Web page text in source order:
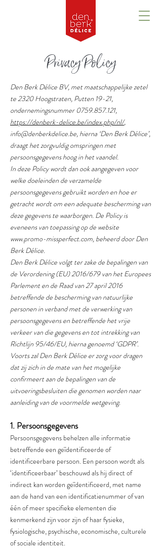
Privacy Policy
Den Berk Délice BV, met maatschappelijke zetel
te 2320 Hoogstraten, Putten 19-21,
ondernemingsnummer 0759.857.121,
https://denberk-delice.be/index.php/nl/,
info@denberkdelice.be, hierna ‘Den Berk Délice’,
draagt het zorgvuldig omspringen met
persoonsgegevens hoog in het vaandel.
In deze Policy wordt dan ook aangegeven voor
welke doeleinden de verzamelde
persoonsgegevens gebruikt worden en hoe er
getracht wordt om een adequate bescherming van
deze gegevens te waarborgen. De Policy is
eveneens van toepassing op de website
www.promo-missperfect.com, beheerd door Den
Berk Délice.
Den Berk Délice volgt ter zake de bepalingen van
de Verordening (EU) 2016/679 van het Europees
Parlement en de Raad van 27 april 2016
betreffende de bescherming van natuurlijke
personen in verband met de verwerking van
persoonsgegevens en betreffende het vrije
verkeer van die gegevens en tot intrekking van
Richtlijn 95/46/EU, hierna genoemd ‘GDPR’.
Voorts zal Den Berk Délice er zorg voor dragen
dat zij zich in de mate van het mogelijke
confirmeert aan de bepalingen van de
uitvoeringsbesluiten die genomen worden naar
aanleiding van de voormelde wetgeving.
1. Persoonsgegevens
Persoonsgegevens behelzen alle informatie
betreffende een geïdentificeerde of
identificeerbare persoon. Een persoon wordt als
‘identificeerbaar’ beschouwd als hij direct of
indirect kan worden geïdentificeerd, met name
aan de hand van een identificatienummer of van
één of meer specifieke elementen die
kenmerkend zijn voor zijn of haar fysieke,
fysiologische, psychische, economische, culturele
of sociale identiteit.